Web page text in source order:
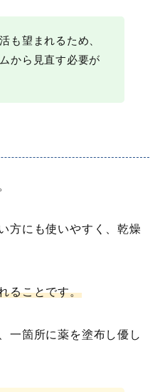
も望まれるため、
から見直す必要が
方にも使いやすく、乾燥
ることです。
一箇所に薬を塗布し優し